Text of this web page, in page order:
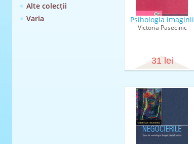
Alte colecții
Varia
Psihologia imaginii
Victoria Pasecinic
31 lei